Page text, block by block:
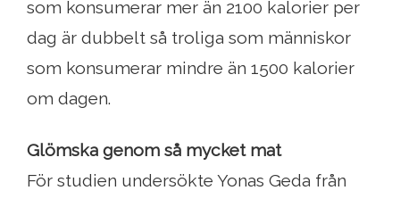
som konsumerar mer än 2100 kalorier per
dag är dubbelt så troliga som människor
som konsumerar mindre än 1500 kalorier
om dagen.
Glömska genom så mycket mat
För studien undersökte Yonas Geda från